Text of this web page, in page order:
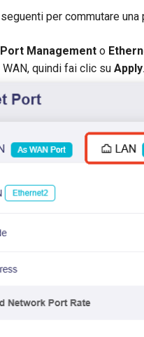
per commutare una
Port Management o
quindi fai clic su Apply.